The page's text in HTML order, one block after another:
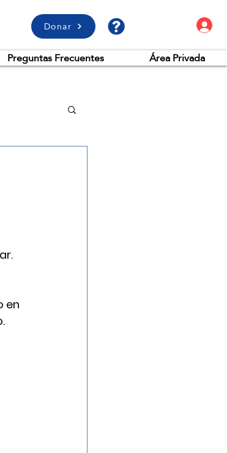
Donar
Preguntas Frecuentes Área Privada
en